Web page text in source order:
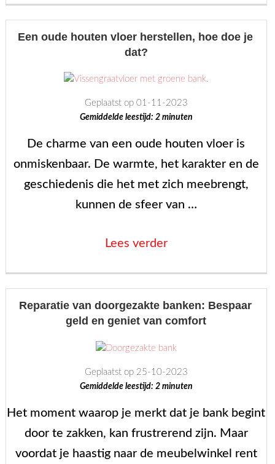
keuze:
voor
portemonnee
en
planeet!”
Een oude houten vloer herstellen, hoe doe je
dat?
Geplaatst op 01-11-2023
Gemiddelde leestijd: 2 minuten
De charme van een oude houten vloer is
onmiskenbaar. De warmte, het karakter en de
geschiedenis die het met zich meebrengt,
kunnen de sfeer van …
Lees verder“Een
vloer
herstellen,
hoe
je
dat?”
Reparatie van doorgezakte banken: Bespaar
geld en geniet van comfort
Geplaatst op 25-10-2023
Gemiddelde leestijd: 2 minuten
Het moment waarop je merkt dat je bank begint
door te zakken, kan frustrerend zijn. Maar
voordat je haastig naar de meubelwinkel rent